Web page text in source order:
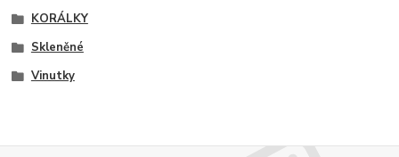
KORÁLKY
Skleněné
Vinutky